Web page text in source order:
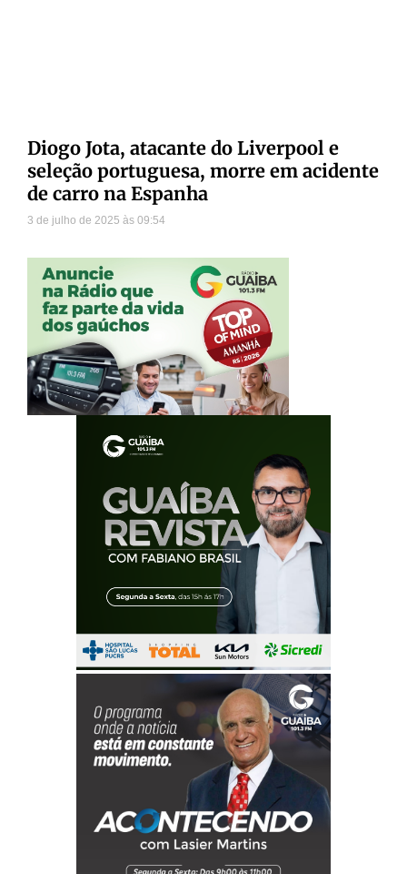
Diogo Jota, atacante do Liverpool e
seleção portuguesa, morre em acidente
de carro na Espanha
3 de julho de 2025 09:54